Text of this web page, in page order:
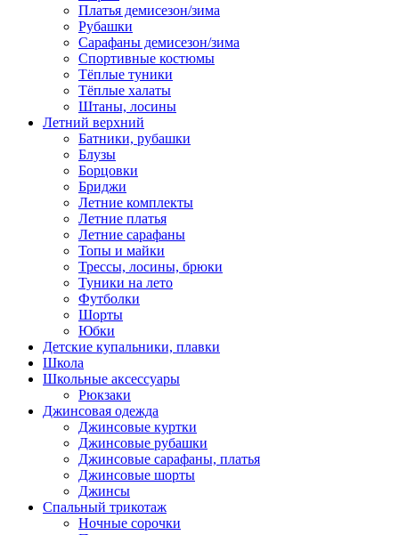
Платья демисезон/зима
Рубашки
Сарафаны демисезон/зима
Спортивные костюмы
Тёплые туники
Тёплые халаты
Штаны, лосины
Летний верхний
Батники, рубашки
Блузы
Борцовки
Бриджи
Летние комплекты
Летние платья
Летние сарафаны
Топы и майки
Трессы, лосины, брюки
Туники на лето
Футболки
Шорты
Юбки
Детские купальники, плавки
Школа
Школьные аксессуары
Рюкзаки
Джинсовая одежда
Джинсовые куртки
Джинсовые рубашки
Джинсовые сарафаны, платья
Джинсовые шорты
Джинсы
Спальный трикотаж
Ночные сорочки